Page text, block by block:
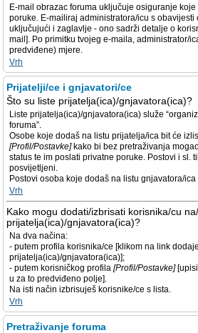
E-mail obrazac foruma uključuje osiguranje
poruke. E-mailiraj administratora/icu s obavijesti
uključujući i zaglavlje - ono sadrži detalje o
mail]. Po primitku tvojeg e-maila, administrator/
predviđene) mjere.
Vrh
Prijatelji/ce i gnjavatori/ce
Što su liste prijatelja(ica)/gnjavatora(ica)?
Liste prijatelja(ica)/gnjavatora(ica) služe
foruma”.
Osobe koje dodaš na listu prijatelja/ica bit će
[Profil/Postavke]kako bi bez pretraživanja
status te im poslati privatne poruke. Postovi i sl.
posvijetljeni.
Postovi osoba koje dodaš na listu gnjavatora/
Vrh
Kako mogu dodati/izbrisati korisnika/cu
prijatelja(ica)/gnjavatora(ica)?
Na dva načina:
- putem profila korisnika/ce [klikom na link
prijatelja(ica)/gnjavatora(ica)];
- putem korisničkog profila [Profil/Postavke]
u za to predviđeno polje].
Na isti način izbrisuješ korisnike/ce s lista.
Vrh
Pretraživanje foruma